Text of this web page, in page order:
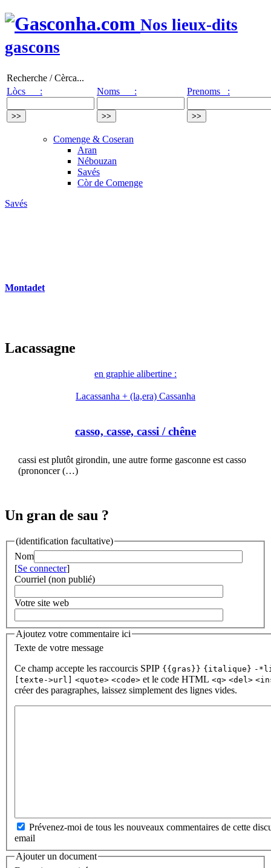
Nos lieux-dits
gascons
Recherche / Cèrca...
Lòcs :
Noms : Prenoms :
Comenge & Coseran
Aran
Nébouzan
Savés
Còr de Comenge
Savés
Montadet
Lacassagne
en graphie alibertine :
Lacassanha + (la,era) Cassanha
casso, casse, cassi / chêne
cassi est plutôt girondin, une autre forme gasconne est casso
(prononcer (…)
Un gran de sau ?
(identification facultative)
Nom
[Se connecter]
Courriel (non publié)
Votre site web
Ajoutez votre commentaire ici
Texte de votre message
Ce champ accepte les raccourcis SPIP {{gras}} {italique} -
[texte->url]
<quote> <code> et le code HTML <q> <del>
créer des paragraphes, laissez simplement des lignes vides.
Prévenez-moi de tous les nouveaux commentaires de cette
email
Ajouter un document